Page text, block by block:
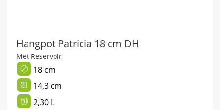
Hangpot Patricia 18 cm DH
Met Reservoir
18 cm
14,3 cm
2,30 L